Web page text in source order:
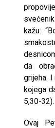
kažu:
da
grijeha.
kojega
5,30-32).
Ovaj